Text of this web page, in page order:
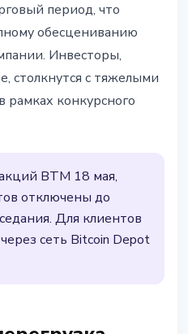
период, что
обесцениванию
Инвесторы,
столкнутся с тяжелыми
рамках конкурсного
BTM 18 мая,
отключены до
Для клиентов
сеть Bitcoin Depot